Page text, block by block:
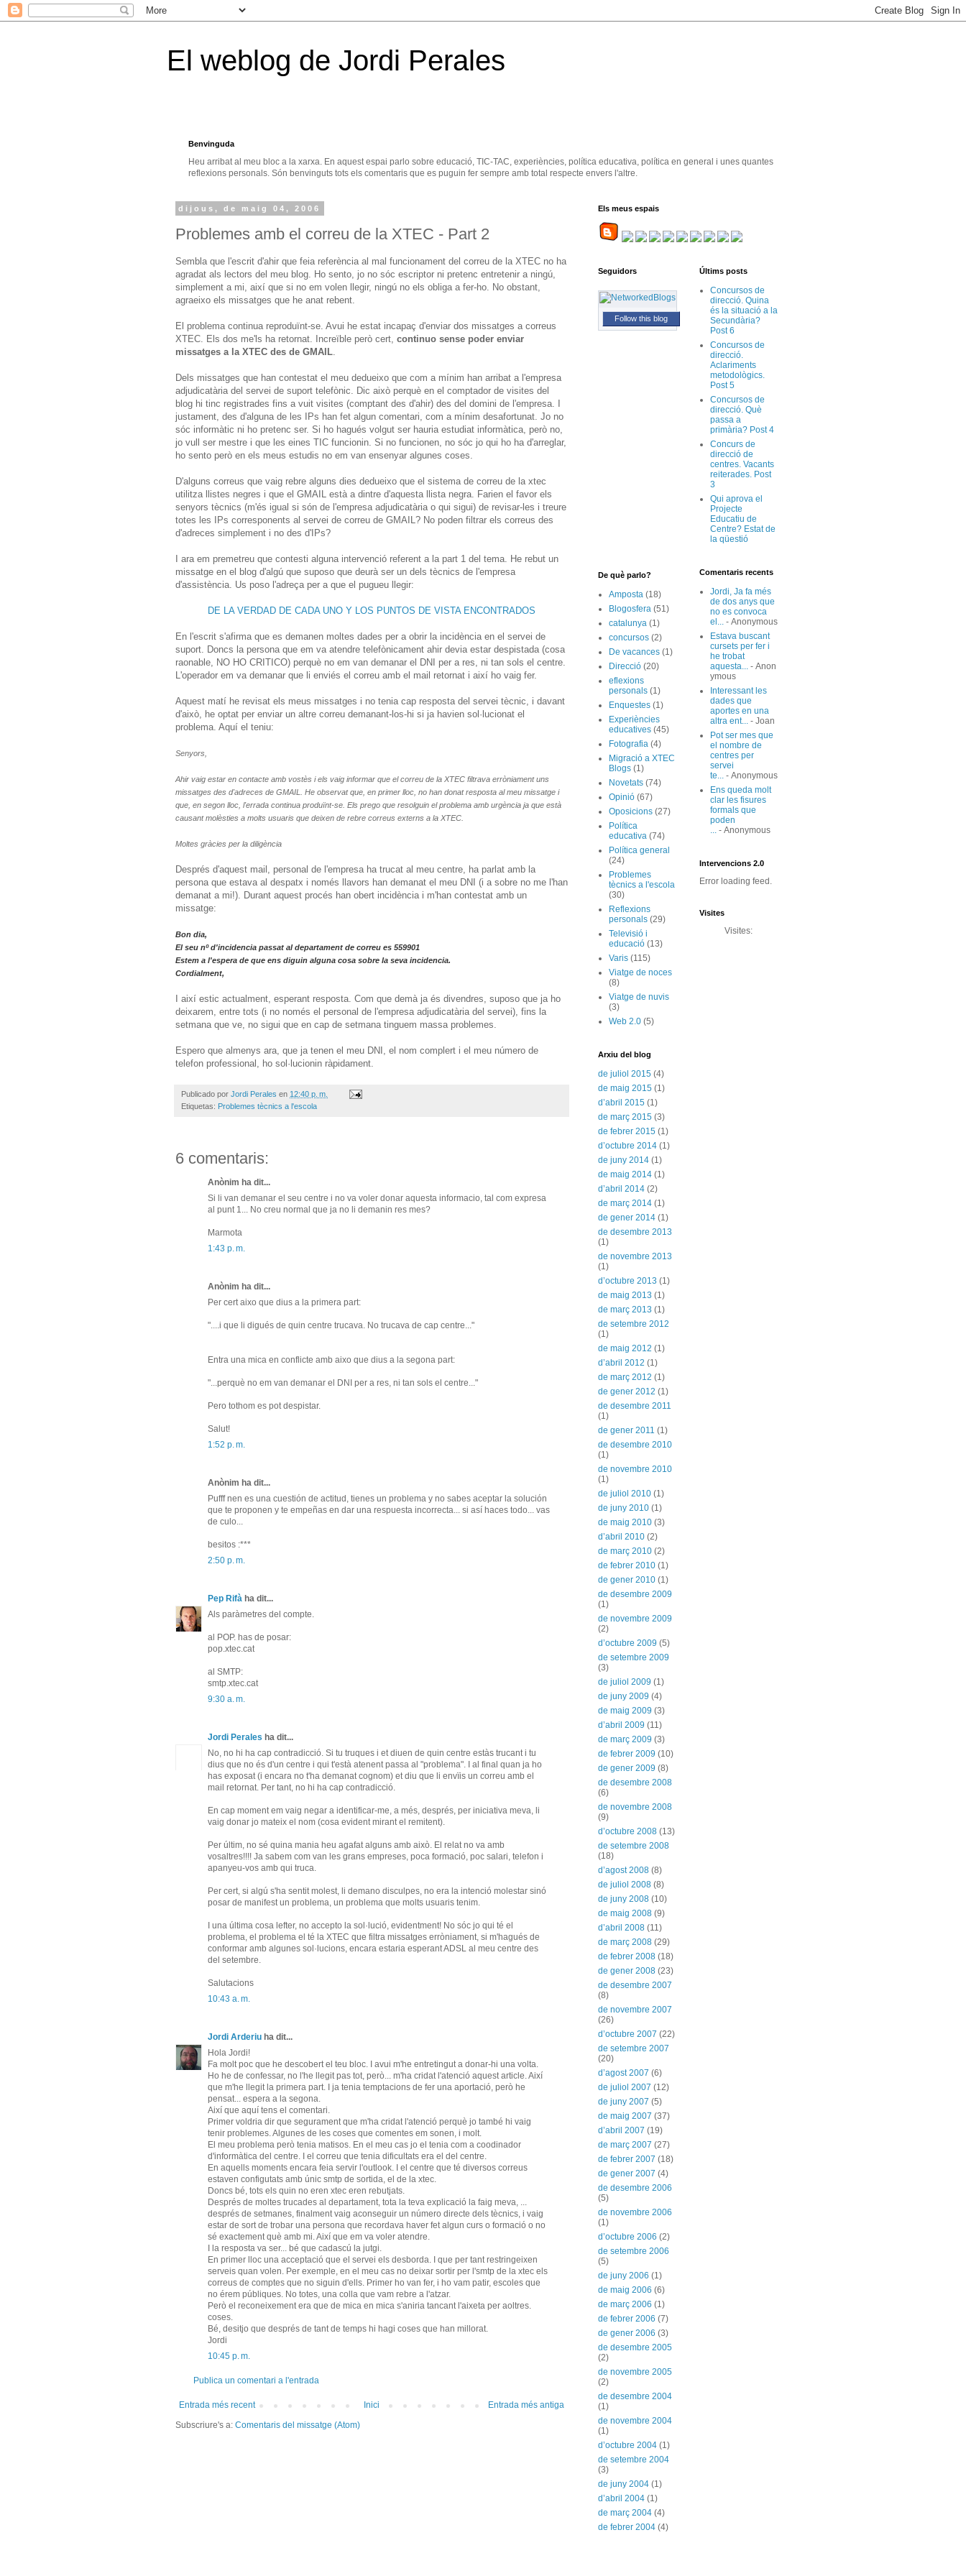
El weblog de Jordi Perales
Benvinguda
Heu arribat al meu bloc a la xarxa. En aquest espai parlo sobre educació, TIC-TAC, experiències, política educativa, política en general i unes quantes
reflexions personals. Són benvinguts tots els comentaris que es puguin fer sempre amb total respecte envers l'altre.
dijous, de maig 04, 2006
Problemes amb el correu de la XTEC - Part 2
Sembla que l'escrit d'ahir que feia referència al mal funcionament del correu de la XTEC no ha
agradat als lectors del meu blog. Ho sento, jo no sóc escriptor ni pretenc entretenir a ningú,
simplement a mi, així que si no em volen llegir, ningú no els obliga a fer-ho. No obstant,
agraeixo els missatges que he anat rebent.
El problema continua reproduïnt-se. Avui he estat incapaç d'enviar dos missatges a correus
XTEC. Els dos me'ls ha retornat. Increïble però cert, continuo sense poder enviar
missatges a la XTEC des de GMAIL
Dels missatges que han contestat el meu dedueixo que com a mínim han arribat a l'empresa
adjudicatària del servei de suport telefònic. Dic això perquè en el comptador de visites del
blog hi tinc registrades fins a vuit visites (comptant des d'ahir) des del domini de l'empresa. I
justament, des d'alguna de les IPs han fet algun comentari, com a mínim desafortunat. Jo no
sóc informàtic ni ho pretenc ser. Si ho hagués volgut ser hauria estudiat informàtica, però no,
jo vull ser mestre i que les eines TIC funcionin. Si no funcionen, no sóc jo qui ho ha d'arreglar,
ho sento però en els meus estudis no em van ensenyar algunes coses.
D'alguns correus que vaig rebre alguns dies dedueixo que el sistema de correu de la xtec
utilitza llistes negres i que el GMAIL està a dintre d'aquesta llista negra. Farien el favor els
senyors tècnics (m'és igual si són de l'empresa adjudicatària o qui sigui) de revisar-les i treure
totes les IPs corresponents al servei de correu de GMAIL? No poden filtrar els correus des
d'adreces simplement i no des d'IPs?
I ara em premetreu que contesti alguna intervenció referent a la part 1 del tema. He rebut un
missatge en el blog d'algú que suposo que deurà ser un dels tècnics de l'empresa
d'assistència. Us poso l'adreça per a que el pugueu llegir:
DE LA VERDAD DE CADA UNO Y LOS PUNTOS DE VISTA ENCONTRADOS
En l'escrit s'afirma que es demanen moltes dades per a obrir la incidència en el servei de
suport. Doncs la persona que em va atendre telefònicament ahir devia estar despistada (cosa
raonable, NO HO CRITICO) perquè no em van demanar el DNI per a res, ni tan sols el centre.
L'operador em va demanar que li enviés el correu amb el mail retornat i així ho vaig fer.
Aquest matí he revisat els meus missatges i no tenia cap resposta del servei tècnic, i davant
d'això, he optat per enviar un altre correu demanant-los-hi si ja havien sol·lucionat el
problema. Aquí el teniu:
Senyors,
Ahir vaig estar en contacte amb vostès i els vaig informar que el correu de la XTEC filtrava erròniament uns
missatges des d'adreces de GMAIL. He observat que, en primer lloc, no han donat resposta al meu missatge i
que, en segon lloc, l'errada continua produïnt-se. Els prego que resolguin el problema amb urgència ja que està
causant molèsties a molts usuaris que deixen de rebre correus externs a la XTEC.
Moltes gràcies per la diligència
Després d'aquest mail, personal de l'empresa ha trucat al meu centre, ha parlat amb la
persona que estava al despatx i només llavors han demanat el meu DNI (i a sobre no me l'han
demanat a mi!). Durant aquest procés han obert incidència i m'han contestat amb un
missatge:
Bon dia,
El seu nº d'incidencia passat al departament de correu es 559901
Estem a l'espera de que ens diguin alguna cosa sobre la seva incidencia.
Cordialment,
I així estic actualment, esperant resposta. Com que demà ja és divendres, suposo que ja ho
deixarem, entre tots (i no només el personal de l'empresa adjudicatària del servei), fins la
setmana que ve, no sigui que en cap de setmana tinguem massa problemes.
Espero que almenys ara, que ja tenen el meu DNI, el nom complert i el meu número de
telefon professional, ho sol·lucionin ràpidament.
Publicado por Jordi Perales en 12:40 p. m.
Etiquetas: Problemes tècnics a l'escola
6 comentaris:
Anònim ha dit...
Si li van demanar el seu centre i no va voler donar aquesta informacio, tal com expresa
al punt 1... No creu normal que ja no li demanin res mes?
Marmota
1:43 p. m.
Anònim ha dit...
Per cert aixo que dius a la primera part:
"....i que li digués de quin centre trucava. No trucava de cap centre..."
Entra una mica en conflicte amb aixo que dius a la segona part:
"...perquè no em van demanar el DNI per a res, ni tan sols el centre..."
Pero tothom es pot despistar.
Salut!
1:52 p. m.
Anònim ha dit...
Pufff nen es una cuestión de actitud, tienes un problema y no sabes aceptar la solución
que te proponen y te empeñas en dar una respuesta incorrecta... si así haces todo... vas
de culo...
besitos :***
2:50 p. m.
Pep Rifà ha dit...
Als paràmetres del compte.
al POP. has de posar:
pop.xtec.cat
al SMTP:
smtp.xtec.cat
9:30 a. m.
Jordi Perales ha dit...
No, no hi ha cap contradicció. Si tu truques i et diuen de quin centre estàs trucant i tu
dius que no és d'un centre i qui t'està atenent passa al "problema". I al final quan ja ho
has exposat (i encara no t'ha demanat cognom) et diu que li envïis un correu amb el
mail retornat. Per tant, no hi ha cap contradicció.
En cap moment em vaig negar a identificar-me, a més, després, per iniciativa meva, li
vaig donar jo mateix el nom (cosa evident mirant el remitent).
Per últim, no sé quina mania heu agafat alguns amb això. El relat no va amb
vosaltres!!!! Ja sabem com van les grans empreses, poca formació, poc salari, telefon i
apanyeu-vos amb qui truca.
Per cert, si algú s'ha sentit molest, li demano disculpes, no era la intenció molestar sinó
posar de manifest un problema, un problema que molts usuaris tenim.
I una última cosa lefter, no accepto la sol·lució, evidentment! No sóc jo qui té el
problema, el problema el té la XTEC que filtra missatges erròniament, si m'hagués de
conformar amb algunes sol·lucions, encara estaria esperant ADSL al meu centre des
del setembre.
Salutacions
10:43 a. m.
Jordi Arderiu ha dit...
Hola Jordi!
Fa molt poc que he descobert el teu bloc. I avui m'he entretingut a donar-hi una volta.
Ho he de confessar, no l'he llegit pas tot, però... m'ha cridat l'atenció aquest article. Així
que m'he llegit la primera part. I ja tenia temptacions de fer una aportació, però he
pensat... espera a la segona.
Així que aquí tens el comentari.
Primer voldria dir que segurament que m'ha cridat l'atenció perquè jo també hi vaig
tenir problemes. Algunes de les coses que comentes em sonen, i molt.
El meu problema però tenia matisos. En el meu cas jo el tenia com a coodinador
d'informàtica del centre. I el correu que tenia dificultats era el del centre.
En aquells moments encara feia servir l'outlook. I el centre que té diversos correus
estaven configutats amb únic smtp de sortida, el de la xtec.
Doncs bé, tots els quin no eren xtec eren rebutjats.
Després de moltes trucades al departament, tota la teva explicació la faig meva, ...
després de setmanes, finalment vaig aconseguir un número directe dels tècnics, i vaig
estar de sort de trobar una persona que recordava haver fet algun curs o formació o no
sé exactement què amb mi. Així que em va voler atendre.
I la resposta va ser... bé que cadascú la jutgi.
En primer lloc una acceptació que el servei els desborda. I que per tant restringeixen
serveis quan volen. Per exemple, en el meu cas no deixar sortir per l'smtp de la xtec els
correus de comptes que no siguin d'ells. Primer ho van fer, i ho vam patir, escoles que
no érem públiques. No totes, una colla que vam rebre a l'atzar.
Però el reconeixement era que de mica en mica s'aniria tancant l'aixeta per aoltres.
coses.
Bé, desitjo que després de tant de temps hi hagi coses que han millorat.
Jordi
10:45 p. m.
Publica un comentari a l'entrada
Entrada més recent Entrada més antiga
Inici
Subscriure's a: Comentaris del missatge (Atom)
Els meus espais
Seguidors
Follow this blog
De què parlo?
Amposta (18)
Blogosfera (51)
catalunya (1)
concursos (2)
De vacances (1)
Direcció (20)
eflexions
personals (1)
Enquestes (1)
Experiències
educatives (45)
Fotografia (4)
Migració a XTEC
Blogs (1)
Novetats (74)
Opinió (67)
Oposicions (27)
Política
educativa (74)
Política general
(24)
Problemes
tècnics a l'escola
(30)
Reflexions
personals (29)
Televisió i
educació (13)
Varis (115)
Viatge de noces
(8)
Viatge de nuvis
(3)
Web 2.0 (5)
Arxiu del blog
de juliol 2015 (4)
de maig 2015 (1)
d’abril 2015 (1)
de març 2015 (3)
de febrer 2015 (1)
d’octubre 2014 (1)
de juny 2014 (1)
de maig 2014 (1)
d’abril 2014 (2)
de març 2014 (1)
de gener 2014 (1)
de desembre 2013
(1)
de novembre 2013
(1)
d’octubre 2013 (1)
de maig 2013 (1)
de març 2013 (1)
de setembre 2012
(1)
de maig 2012 (1)
d’abril 2012 (1)
de març 2012 (1)
de gener 2012 (1)
de desembre 2011
(1)
de gener 2011 (1)
de desembre 2010
(1)
de novembre 2010
(1)
de juliol 2010 (1)
de juny 2010 (1)
de maig 2010 (3)
d’abril 2010 (2)
de març 2010 (2)
de febrer 2010 (1)
de gener 2010 (1)
de desembre 2009
(1)
de novembre 2009
(2)
d’octubre 2009 (5)
de setembre 2009
(3)
de juliol 2009 (1)
de juny 2009 (4)
de maig 2009 (3)
d’abril 2009 (11)
de març 2009 (3)
de febrer 2009 (10)
de gener 2009 (8)
de desembre 2008
(6)
de novembre 2008
(9)
d’octubre 2008 (13)
de setembre 2008
(18)
d’agost 2008 (8)
de juliol 2008 (8)
de juny 2008 (10)
de maig 2008 (9)
d’abril 2008 (11)
de març 2008 (29)
de febrer 2008 (18)
de gener 2008 (23)
de desembre 2007
(8)
de novembre 2007
(26)
d’octubre 2007 (22)
de setembre 2007
(20)
d’agost 2007 (6)
de juliol 2007 (12)
de juny 2007 (5)
de maig 2007 (37)
d’abril 2007 (19)
de març 2007 (27)
de febrer 2007 (18)
de gener 2007 (4)
de desembre 2006
(5)
de novembre 2006
(1)
d’octubre 2006 (2)
de setembre 2006
(5)
de juny 2006 (1)
de maig 2006 (6)
de març 2006 (1)
de febrer 2006 (7)
de gener 2006 (3)
de desembre 2005
(2)
de novembre 2005
(2)
de desembre 2004
(1)
de novembre 2004
(1)
d’octubre 2004 (1)
de setembre 2004
(3)
de juny 2004 (1)
d’abril 2004 (1)
de març 2004 (4)
de febrer 2004 (4)
Últims posts
Concursos de
direcció. Quina
és la situació a la
Secundària?
Post 6
Concursos de
direcció.
Aclariments
metodològics.
Post 5
Concursos de
direcció. Què
passa a
primària? Post 4
Concurs de
direcció de
centres. Vacants
reiterades. Post
3
Qui aprova el
Projecte
Educatiu de
Centre? Estat de
la qüestió
Comentaris recents
Jordi, Ja fa més
de dos anys que
no es convoca
el... - Anonymous
Estava buscant
cursets per fer i
he trobat
aquesta... - Anon
ymous
Interessant les
dades que
aportes en una
altra ent... - Joan
Pot ser mes que
el nombre de
centres per
servei
te... - Anonymous
Ens queda molt
clar les fisures
formals que
poden
... - Anonymous
Intervencions 2.0
Error loading feed.
Visites
Visites: